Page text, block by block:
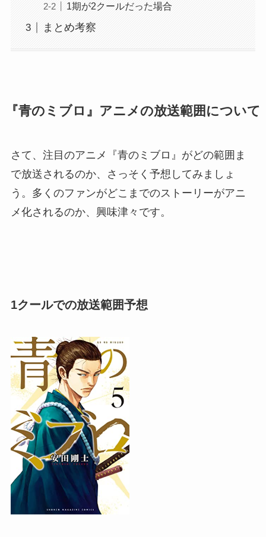
1期が2クールだった場合
まとめ考察
『青のミブロ』アニメの放送範囲について
さて、注目のアニメ『青のミブロ』がどの範囲ま
で放送されるのか、さっそく予想してみましょ
う。多くのファンがどこまでのストーリーがアニ
メ化されるのか、興味津々です。
1クールでの放送範囲予想